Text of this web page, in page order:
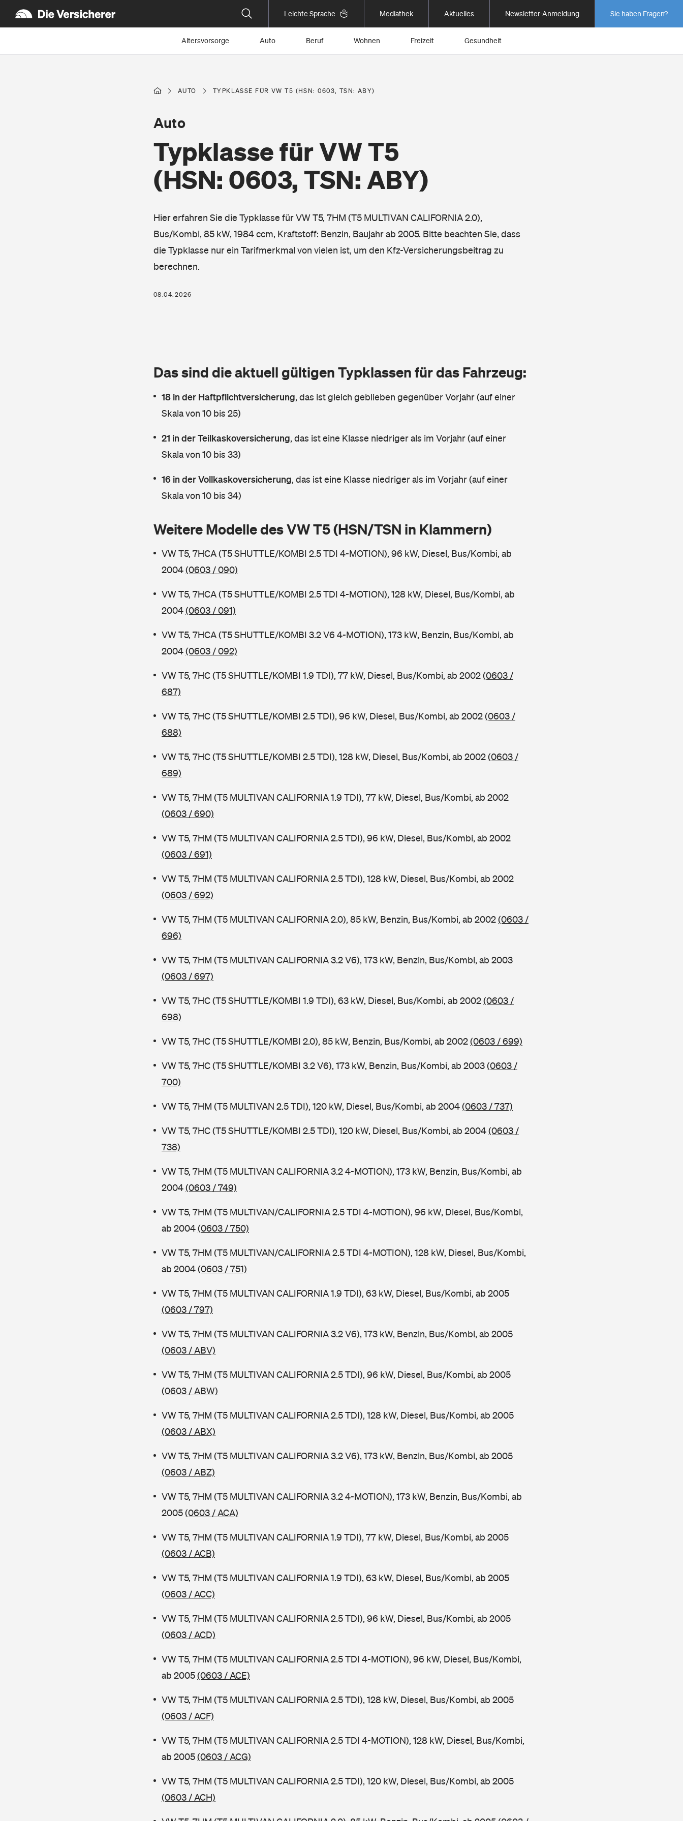
Leichte Sprache Mediathek Aktuelles Newsletter-Anmeldung Sie haben Fragen?
Altersvorsorge Auto Beruf Wohnen Freizeit Gesundheit
AUTO TYPKLASSE FÜR VW T5 (HSN: 0603, TSN: ABY)
Typklasse für VW T5
(HSN: 0603, TSN: ABY)
Auto
Hier erfahren Sie die Typklasse für VW T5, 7HM (T5 MULTIVAN CALIFORNIA 2.0),
Bus/Kombi, 85 kW, 1984 ccm, Kraftstoff: Benzin, Baujahr ab 2005. Bitte beachten Sie, dass
die Typklasse nur ein Tarifmerkmal von vielen ist, um den Kfz-Versicherungsbeitrag zu
berechnen.
08.04.2026
Das sind die aktuell gültigen Typklassen für das Fahrzeug:
18 in der Haftpflichtversicherung, das ist gleich geblieben gegenüber Vorjahr (auf einer
Skala von 10 bis 25)
21 in der Teilkaskoversicherung, das ist eine Klasse niedriger als im Vorjahr (auf einer
Skala von 10 bis 33)
16 in der Vollkaskoversicherung, das ist eine Klasse niedriger als im Vorjahr (auf einer
Skala von 10 bis 34)
Weitere Modelle des VW T5 (HSN/TSN in Klammern)
VW T5, 7HCA (T5 SHUTTLE/KOMBI 2.5 TDI 4-MOTION), 96 kW, Diesel, Bus/Kombi, ab
2004(0603 / 090)
VW T5, 7HCA (T5 SHUTTLE/KOMBI 2.5 TDI 4-MOTION), 128 kW, Diesel, Bus/Kombi, ab
2004(0603 / 091)
VW T5, 7HCA (T5 SHUTTLE/KOMBI 3.2 V6 4-MOTION), 173 kW, Benzin, Bus/Kombi, ab
2004(0603 / 092)
VW T5, 7HC (T5 SHUTTLE/KOMBI 1.9 TDI), 77 kW, Diesel, Bus/Kombi, ab 2002(0603 /
687)
VW T5, 7HC (T5 SHUTTLE/KOMBI 2.5 TDI), 96 kW, Diesel, Bus/Kombi, ab 2002(0603 /
688)
VW T5, 7HC (T5 SHUTTLE/KOMBI 2.5 TDI), 128 kW, Diesel, Bus/Kombi, ab 2002(0603 /
689)
VW T5, 7HM (T5 MULTIVAN CALIFORNIA 1.9 TDI), 77 kW, Diesel, Bus/Kombi, ab 2002
(0603 / 690)
VW T5, 7HM (T5 MULTIVAN CALIFORNIA 2.5 TDI), 96 kW, Diesel, Bus/Kombi, ab 2002
(0603 / 691)
VW T5, 7HM (T5 MULTIVAN CALIFORNIA 2.5 TDI), 128 kW, Diesel, Bus/Kombi, ab 2002
(0603 / 692)
VW T5, 7HM (T5 MULTIVAN CALIFORNIA 2.0), 85 kW, Benzin, Bus/Kombi, ab 2002(0603 /
696)
VW T5, 7HM (T5 MULTIVAN CALIFORNIA 3.2 V6), 173 kW, Benzin, Bus/Kombi, ab 2003
(0603 / 697)
VW T5, 7HC (T5 SHUTTLE/KOMBI 1.9 TDI), 63 kW, Diesel, Bus/Kombi, ab 2002(0603 /
698)
VW T5, 7HC (T5 SHUTTLE/KOMBI 2.0), 85 kW, Benzin, Bus/Kombi, ab 2002(0603 / 699)
VW T5, 7HC (T5 SHUTTLE/KOMBI 3.2 V6), 173 kW, Benzin, Bus/Kombi, ab 2003(0603 /
700)
VW T5, 7HM (T5 MULTIVAN 2.5 TDI), 120 kW, Diesel, Bus/Kombi, ab 2004(0603 / 737)
VW T5, 7HC (T5 SHUTTLE/KOMBI 2.5 TDI), 120 kW, Diesel, Bus/Kombi, ab 2004(0603 /
738)
VW T5, 7HM (T5 MULTIVAN CALIFORNIA 3.2 4-MOTION), 173 kW, Benzin, Bus/Kombi, ab
2004(0603 / 749)
VW T5, 7HM (T5 MULTIVAN/CALIFORNIA 2.5 TDI 4-MOTION), 96 kW, Diesel, Bus/Kombi,
ab 2004(0603 / 750)
VW T5, 7HM (T5 MULTIVAN/CALIFORNIA 2.5 TDI 4-MOTION), 128 kW, Diesel, Bus/Kombi,
ab 2004(0603 / 751)
VW T5, 7HM (T5 MULTIVAN CALIFORNIA 1.9 TDI), 63 kW, Diesel, Bus/Kombi, ab 2005
(0603 / 797)
VW T5, 7HM (T5 MULTIVAN CALIFORNIA 3.2 V6), 173 kW, Benzin, Bus/Kombi, ab 2005
(0603 / ABV)
VW T5, 7HM (T5 MULTIVAN CALIFORNIA 2.5 TDI), 96 kW, Diesel, Bus/Kombi, ab 2005
(0603 / ABW)
VW T5, 7HM (T5 MULTIVAN CALIFORNIA 2.5 TDI), 128 kW, Diesel, Bus/Kombi, ab 2005
(0603 / ABX)
VW T5, 7HM (T5 MULTIVAN CALIFORNIA 3.2 V6), 173 kW, Benzin, Bus/Kombi, ab 2005
(0603 / ABZ)
VW T5, 7HM (T5 MULTIVAN CALIFORNIA 3.2 4-MOTION), 173 kW, Benzin, Bus/Kombi, ab
2005(0603 / ACA)
VW T5, 7HM (T5 MULTIVAN CALIFORNIA 1.9 TDI), 77 kW, Diesel, Bus/Kombi, ab 2005
(0603 / ACB)
VW T5, 7HM (T5 MULTIVAN CALIFORNIA 1.9 TDI), 63 kW, Diesel, Bus/Kombi, ab 2005
(0603 / ACC)
VW T5, 7HM (T5 MULTIVAN CALIFORNIA 2.5 TDI), 96 kW, Diesel, Bus/Kombi, ab 2005
(0603 / ACD)
VW T5, 7HM (T5 MULTIVAN CALIFORNIA 2.5 TDI 4-MOTION), 96 kW, Diesel, Bus/Kombi,
ab 2005(0603 / ACE)
VW T5, 7HM (T5 MULTIVAN CALIFORNIA 2.5 TDI), 128 kW, Diesel, Bus/Kombi, ab 2005
(0603 / ACF)
VW T5, 7HM (T5 MULTIVAN CALIFORNIA 2.5 TDI 4-MOTION), 128 kW, Diesel, Bus/Kombi,
ab 2005(0603 / ACG)
VW T5, 7HM (T5 MULTIVAN CALIFORNIA 2.5 TDI), 120 kW, Diesel, Bus/Kombi, ab 2005
(0603 / ACH)